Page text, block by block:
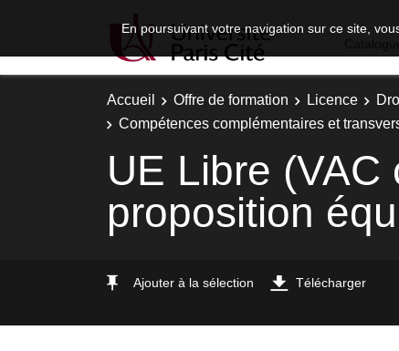
En poursuivant votre navigation sur ce site,
Accueil Offre de formation Licence
Compétences complémentaires et
UE Libre
proposition
Ajouter à la sélection Télécharger